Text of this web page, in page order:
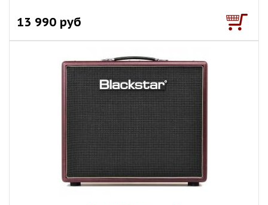
13 990 руб